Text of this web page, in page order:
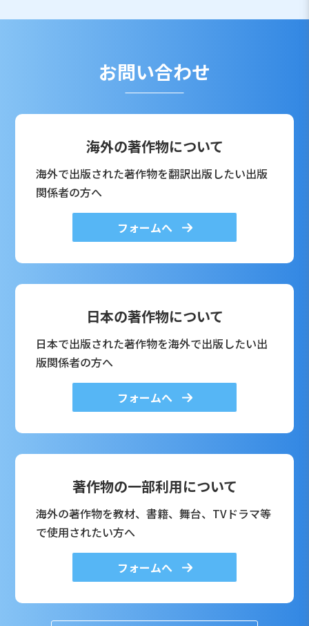
お問い合わせ
海外の著作物について
海外で出版された著作物を翻訳出版したい出版
関係者の方へ
フォームへ
日本の著作物について
日本で出版された著作物を海外で出版したい出
版関係者の方へ
フォームへ
著作物の一部利用について
海外の著作物を教材、書籍、舞台、TVドラマ等
で使用されたい方へ
フォームへ